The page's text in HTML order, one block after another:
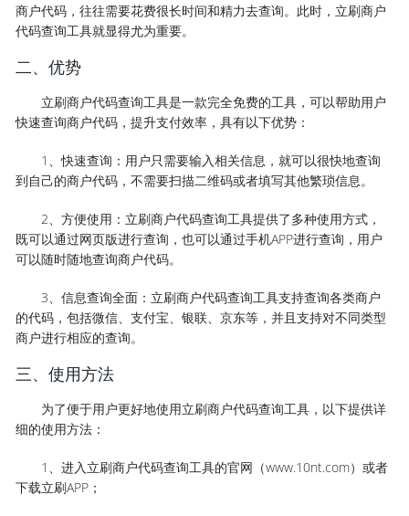
商户代码，往往需要花费很长时间和精力去查询。此时，立刷商户
代码查询工具就显得尤为重要。
二、优势
立刷商户代码查询工具是一款完全免费的工具，可以帮助用户
快速查询商户代码，提升支付效率，具有以下优势：
1、快速查询：用户只需要输入相关信息，就可以很快地查询
到自己的商户代码，不需要扫描二维码或者填写其他繁琐信息。
2、方便使用：立刷商户代码查询工具提供了多种使用方式，
既可以通过网页版进行查询，也可以通过手机APP进行查询，用户
可以随时随地查询商户代码。
3、信息查询全面：立刷商户代码查询工具支持查询各类商户
的代码，包括微信、支付宝、银联、京东等，并且支持对不同类型
商户进行相应的查询。
三、使用方法
为了便于用户更好地使用立刷商户代码查询工具，以下提供详
细的使用方法：
1、进入立刷商户代码查询工具的官网（www.10nt.com）或者
下载立刷APP；